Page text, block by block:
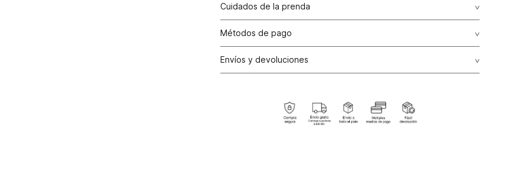
Cuidados de la prenda
Métodos de pago
Tarjetas de crédito: Visa, Dinners, Master Card y American Express.
Envíos y devoluciones
tiendas de línea del país podrán realizarse en un plazo máximo de
30 días calendario contados a partir de la fecha de compra, siempre
y cuando el producto no haya sido usado, se encuentre en perfectas